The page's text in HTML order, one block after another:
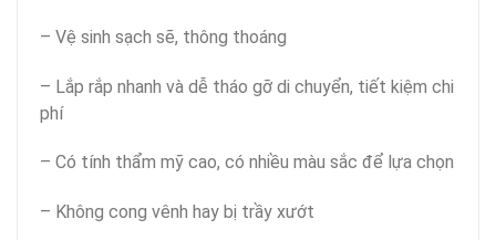
– Vệ sinh sạch sẽ, thông thoáng
– Lắp rắp nhanh và dễ tháo gỡ di chuyển, tiết kiệm chi
phí
– Có tính thẩm mỹ cao, có nhiều màu sắc để lựa chọn
– Không cong vênh hay bị trầy xướt